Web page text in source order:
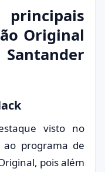
Original
visto no
ao programa de
pois além